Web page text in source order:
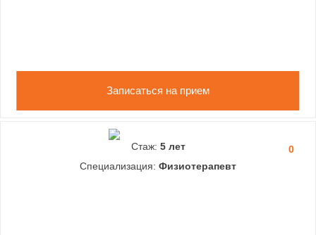
Записаться на прием
0
Стаж: 5 лет
Специализация: Физиотерапевт